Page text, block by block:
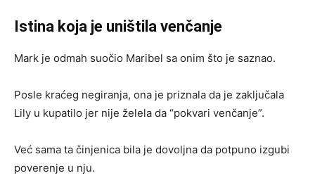
Istina koja je uništila venčanje
Mark je odmah suočio Maribel sa onim što je saznao.
Posle kraćeg negiranja, ona je priznala da je zaključala
Lily u kupatilo jer nije želela da “pokvari venčanje”.
Već sama ta činjenica bila je dovoljna da potpuno izgubi
poverenje u nju.